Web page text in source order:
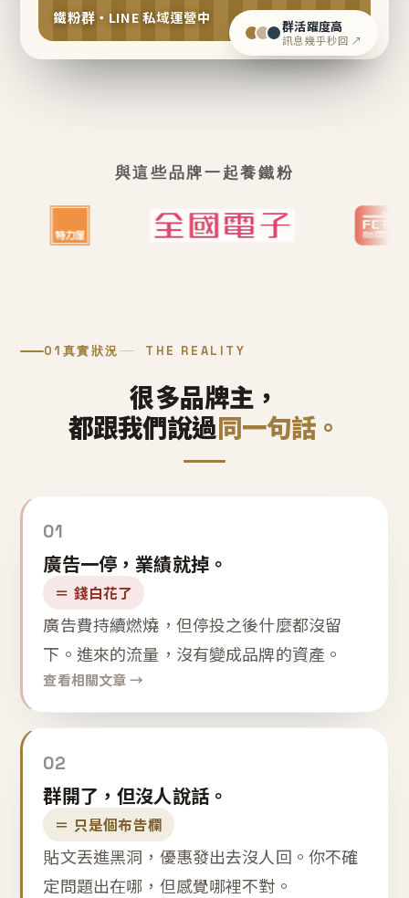
鐵粉群・LINE 私域運營中 群活躍度高
訊息幾乎秒回 ↗
與這些品牌一起養鐵粉
01 真實狀況 THE REALITY
很多品牌主，
都跟我們說過同一句話。
01
廣告一停，業績就掉。
＝ 錢白花了
廣告費持續燃燒，但停投之後什麼都沒留
下。進來的流量，沒有變成品牌的資產。
查看相關文章 →
02
群開了，但沒人說話。
＝ 只是個布告欄
貼文丟進黑洞，優惠發出去沒人回。你不確
定問題出在哪，但感覺哪裡不對。